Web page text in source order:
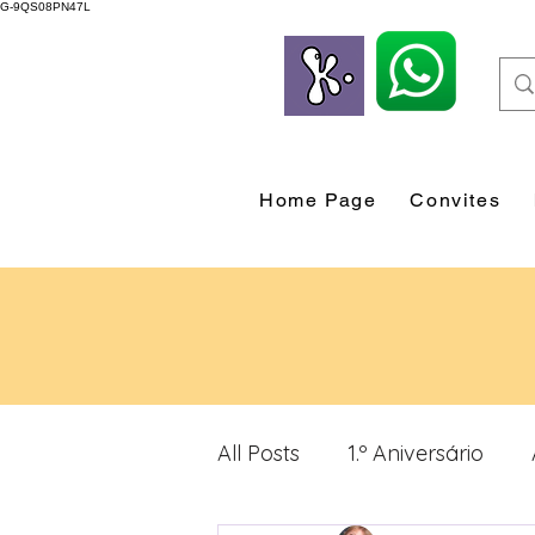
G-9QS08PN47L
Home Page Convites
All Posts 1.º Aniversário